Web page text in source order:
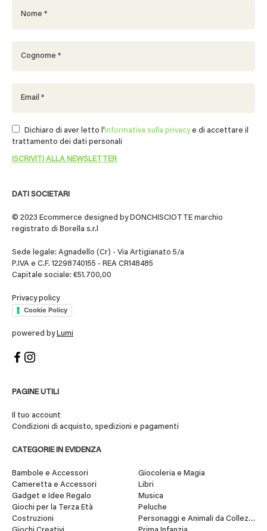
DATI SOCIETARI
© 2023 Ecommerce designed by DONCHISCIOTTE marchio
registrato di Borella s.r.l
Sede legale: Agnadello (Cr) - Via Artigianato 5/a
P.IVA e C.F. 12298740155 - REA CR148485
Capitale sociale: €51.700,00
Privacy policy
Cookie Policy
powered by Lumi
PAGINE UTILI
Il tuo account
Condizioni di acquisto, spedizioni e pagamenti
CATEGORIE IN EVIDENZA
Bambole e Accessori
Cameretta e Accessori
Gadget e Idee Regalo
Giochi per la Terza Età
Costruzioni
Giocoleria e Magia
Libri
Musica
Peluche
Personaggi e Animali da Collezione
Dichiaro di aver letto l'informativa sulla privacye di accettare il
trattamento dei dati personali